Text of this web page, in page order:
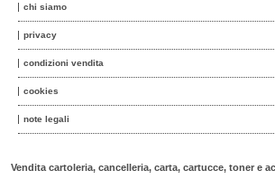
chi siamo
privacy
condizioni vendita
cookies
note legali
Vendita cartoleria, cancelleria, carta, cartucce, toner e